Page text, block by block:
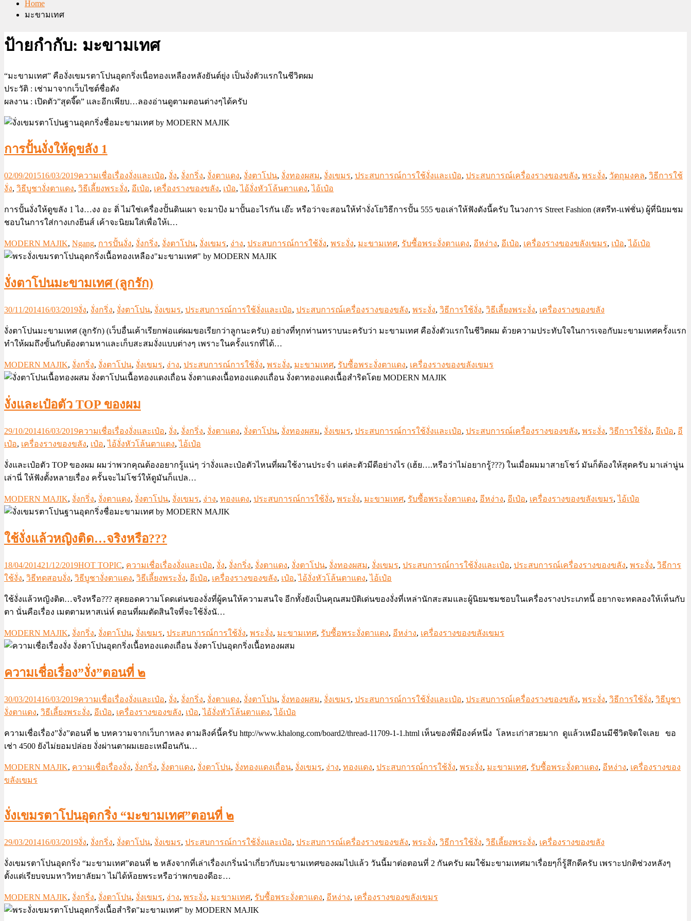
Home
มะขามเทศ
ป้ายกำกับ: มะขามเทศ
“มะขามเทศ” คืองั่งเขมรตาโปนอุดกริ่งเนื่อทองเหลืองหลังยันต์ยุ่ง เป็นงั่งตัวแรกในชีวิตผม
ประวัติ : เช่ามาจากเว็บไซต์ชื่อดัง
ผลงาน : เปิดตัว”สุดจี๊ด” และอีกเพียบ…ลองอ่านดูตามตอนต่างๆได้ครับ
การปั้นงั่งให้ดูขลัง 1
02/09/201516/03/2019ความเชื่อเรื่องงั่งและเป๋อ, งั่ง, งั่งกริ่ง, งั่งตาแดง, งั่งตาโปน, งั่งทองผสม, งั่งเขมร, ประสบการณ์การใช้งั่งและเป๋อ, ประสบการณ์เครื่องรางของขลัง, พระงั่ง, วัตถุมงคล, วิธีการใช้
งั่ง, วิธีบูชางั่งตาแดง, วิธีเลี้ยงพระงั่ง, อีเป๋อ, เครื่องรางของขลัง, เป๋อ,ไอ้งั่งหัวโล้นตาแดง,ไอ้เป๋อ
การปั้นงั่งให้ดูขลัง 1 ไง…งง อะ ดิ่ ไม่ใช่เครื่องปั้นดินเผา จะมาป้ง มาปั้นอะไรกัน เอ๊ะ หรือว่าจะสอนให้ทำงั่งโยวิธีการปั้น 555 ขอเล่าให้ฟังดังนี้ครับ ในวงการ Street Fashion (สตรีท-แฟชั่น) ผู้ที่นิยมชม
ชอบในการใส่กางเกงยีนส์ เค้าจะนิยมใส่เพื่อให้เ…
MODERN MAJIK, Ngang, การปั้นงั่ง, งั่งกริ่ง, งั่งตาโปน, งั่งเขมร, ง่าง, ประสบการณ์การใช้งั่ง, พระงั่ง, มะขามเทศ, รับซื้อพระงั่งตาแดง, อีหง่าง, อีเป๋อ, เครื่องรางของขลังเขมร, เป๋อ,ไอ้เป๋อ
งั่งตาโปนมะขามเทศ (ลูกรัก)
30/11/201416/03/2019งั่ง, งั่งกริ่ง, งั่งตาโปน, งั่งเขมร, ประสบการณ์การใช้งั่งและเป๋อ, ประสบการณ์เครื่องรางของขลัง, พระงั่ง, วิธีการใช้งั่ง, วิธีเลี้ยงพระงั่ง, เครื่องรางของขลัง
งั่งตาโปนมะขามเทศ (ลูกรัก) (เว็บอื่นเค้าเรียกพ่อแต่ผมขอเรียกว่าลูกนะครับ) อย่างที่ทุกท่านทราบนะครับว่า มะขามเทศ คืองั่งตัวแรกในชีวิตผม ด้วยความประทับใจในการเจอกับมะขามเทศครั้งแรก
ทำให้ผมถึงขั้นกับต้องตามหาและเก็บสะสมงั่งแบบต่างๆ เพราะในครั้งแรกที่ได้…
MODERN MAJIK, งั่งกริ่ง, งั่งตาโปน, งั่งเขมร, ง่าง, ประสบการณ์การใช้งั่ง, พระงั่ง, มะขามเทศ, รับซื้อพระงั่งตาแดง, เครื่องรางของขลังเขมร
งั่งและเป๋อตัว TOP ของผม
29/10/201416/03/2019ความเชื่อเรื่องงั่งและเป๋อ, งั่ง, งั่งกริ่ง, งั่งตาแดง, งั่งตาโปน, งั่งทองผสม, งั่งเขมร, ประสบการณ์การใช้งั่งและเป๋อ, ประสบการณ์เครื่องรางของขลัง, พระงั่ง, วิธีการใช้งั่ง, อีเป๋อ, อี
เป๋อ, เครื่องรางของขลัง, เป๋อ,ไอ้งั่งหัวโล้นตาแดง,ไอ้เป๋อ
งั่งและเป๋อตัว TOP ของผม ผมว่าพวกคุณต้องอยากรู้แน่ๆ ว่างั่งและเป๋อตัวไหนที่ผมใช้งานประจำ แต่ละตัวมีดีอย่างไร (เฮ้ย….หรือว่าไม่อยากรู้???) ในเมื่อผมมาสายโชว์ มันก็ต้องให้สุดครับ มาเล่านู่น
เล่านี่ ให้ฟังตั้งหลายเรื่อง ครั้นจะไม่โชว์ให้ดูมันก็แปล…
MODERN MAJIK, งั่งกริ่ง, งั่งตาแดง, งั่งตาโปน, งั่งเขมร, ง่าง, ทองแดง, ประสบการณ์การใช้งั่ง, พระงั่ง, มะขามเทศ, รับซื้อพระงั่งตาแดง, อีหง่าง, อีเป๋อ, เครื่องรางของขลังเขมร,ไอ้เป๋อ
ใช้งั่งแล้วหญิงติด…จริงหรือ???
18/04/201421/12/2019HOT TOPIC, ความเชื่อเรื่องงั่งและเป๋อ, งั่ง, งั่งกริ่ง, งั่งตาแดง, งั่งตาโปน, งั่งทองผสม, งั่งเขมร, ประสบการณ์การใช้งั่งและเป๋อ, ประสบการณ์เครื่องรางของขลัง, พระงั่ง, วิธีการ
ใช้งั่ง, วิธีทดสอบงั่ง, วิธีบูชางั่งตาแดง, วิธีเลี้ยงพระงั่ง, อีเป๋อ, เครื่องรางของขลัง, เป๋อ,ไอ้งั่งหัวโล้นตาแดง,ไอ้เป๋อ
ใช้งั่งแล้วหญิงติด…จริงหรือ??? สุดยอดความโดดเด่นของงั่งที่ผู้คนให้ความสนใจ อีกทั้งยังเป็นคุณสมบัติเด่นของงั่งที่เหล่านักสะสมและผู้นิยมชมชอบในเครื่องรางประเภทนี้ อยากจะทดลองให้เห็นกับ
ตา นั่นคือเรื่อง เมตตามหาสเน่ห์ ตอนที่ผมตัดสินใจที่จะใช้งั่งนั…
MODERN MAJIK, งั่งกริ่ง, งั่งตาโปน, งั่งเขมร, ประสบการณ์การใช้งั่ง, พระงั่ง, มะขามเทศ, รับซื้อพระงั่งตาแดง, อีหง่าง, เครื่องรางของขลังเขมร
ความเชื่อเรื่อง”งั่ง”ตอนที่ ๒
30/03/201416/03/2019ความเชื่อเรื่องงั่งและเป๋อ, งั่ง, งั่งกริ่ง, งั่งตาแดง, งั่งตาโปน, งั่งทองผสม, งั่งเขมร, ประสบการณ์การใช้งั่งและเป๋อ, ประสบการณ์เครื่องรางของขลัง, พระงั่ง, วิธีการใช้งั่ง, วิธีบูชา
งั่งตาแดง, วิธีเลี้ยงพระงั่ง, อีเป๋อ, เครื่องรางของขลัง, เป๋อ,ไอ้งั่งหัวโล้นตาแดง,ไอ้เป๋อ
ความเชื่อเรื่อง”งั่ง”ตอนที่ ๒ บทความจากเว็บกาหลง ตามลิงค์นี้ครับ http://www.khalong.com/board2/thread-11709-1-1.html เห็นของพี่มีองค์หนึ่ง โลหะเก่าสวยมาก ดูแล้วเหมือนมีชีวิตจิตใจเลย ขอ
เช่า 4500 ยังไม่ยอมปล่อย งั่งผ่านตาผมเยอะเหมือนกัน…
MODERN MAJIK, ความเชื่อเรื่องงั่ง, งั่งกริ่ง, งั่งตาแดง, งั่งตาโปน, งั่งทองแดงเถื่อน, งั่งเขมร, ง่าง, ทองแดง, ประสบการณ์การใช้งั่ง, พระงั่ง, มะขามเทศ, รับซื้อพระงั่งตาแดง, อีหง่าง, เครื่องรางของ
ขลังเขมร
งั่งเขมรตาโปนอุดกริ่ง “มะขามเทศ”ตอนที่ ๒
29/03/201416/03/2019งั่ง, งั่งกริ่ง, งั่งตาโปน, งั่งเขมร, ประสบการณ์การใช้งั่งและเป๋อ, ประสบการณ์เครื่องรางของขลัง, พระงั่ง, วิธีการใช้งั่ง, วิธีเลี้ยงพระงั่ง, เครื่องรางของขลัง
งั่งเขมรตาโปนอุดกริ่ง “มะขามเทศ”ตอนที่ ๒ หลังจากที่เล่าเรื่องเกริ่นนำเกี่ยวกับมะขามเทศของผมไปแล้ว วันนี้มาต่อตอนที่ 2 กันครับ ผมใช้มะขามเทศมาเรื่อยๆก็รู้สึกดีครับ เพราะปกติช่วงหลังๆ
ตั้งแต่เรียบจบมหาวิทยาลัยมา ไม่ได้ห้อยพระหรือว่าพกของดีอะ…
MODERN MAJIK, งั่งกริ่ง, งั่งตาโปน, งั่งเขมร, ง่าง, พระงั่ง, มะขามเทศ, รับซื้อพระงั่งตาแดง, อีหง่าง, เครื่องรางของขลังเขมร